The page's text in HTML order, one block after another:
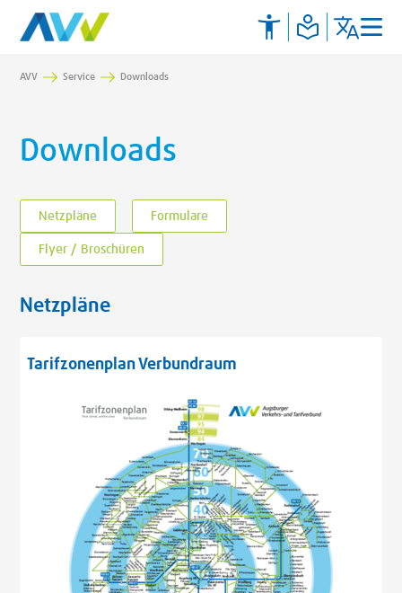
AVV Service Downloads
Downloads
Netzpläne Formulare
Flyer / Broschüren
Netzpläne
Tarifzonenplan Verbundraum